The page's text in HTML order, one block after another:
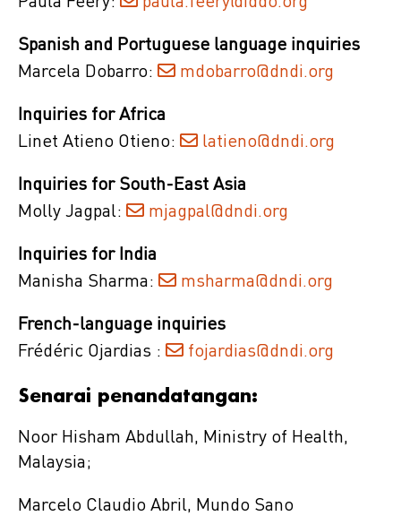
Spanish and Portuguese language inquiries
Marcela Dobarro:
mdobarro@dndi.org
Inquiries for Africa
Linet Atieno Otieno:
latieno@dndi.org
Inquiries for South-East Asia
Molly Jagpal:
mjagpal@dndi.org
Inquiries for India
Manisha Sharma:
msharma@dndi.org
French-language inquiries
Frédéric Ojardias :
fojardias@dndi.org
Senarai penandatangan:
Noor Hisham Abdullah, Ministry of Health,
Malaysia;
Marcelo Claudio Abril, Mundo Sano